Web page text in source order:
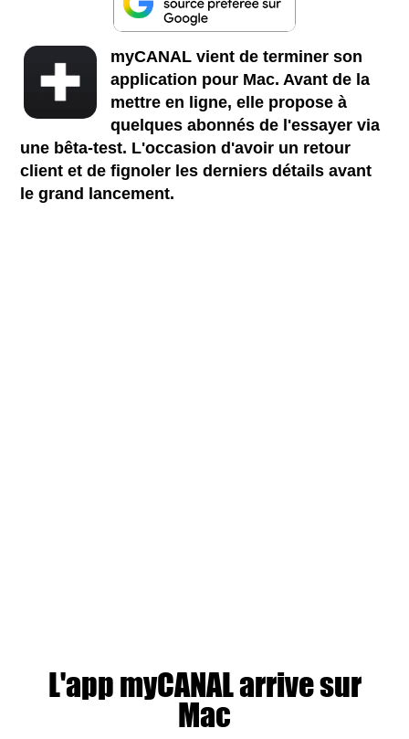
myCANALvient de terminer son
application pour Mac. Avant de la
mettre en ligne, elle propose à
quelques abonnés de l'essayer via
une bêta-test. L'occasion d'avoir un retour
client et de fignoler les derniers détails avant
le grand lancement.
L'app myCANAL arrive sur
Mac